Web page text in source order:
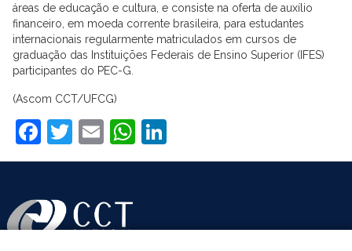
áreas de educação e cultura, e consiste na oferta de auxílio
financeiro, em moeda corrente brasileira, para estudantes
internacionais regularmente matriculados em cursos de
graduação das Instituições Federais de Ensino Superior (IFES)
participantes do PEC-G.
(Ascom CCT/UFCG)
Facebook
Twitter
EmailWhatsApp